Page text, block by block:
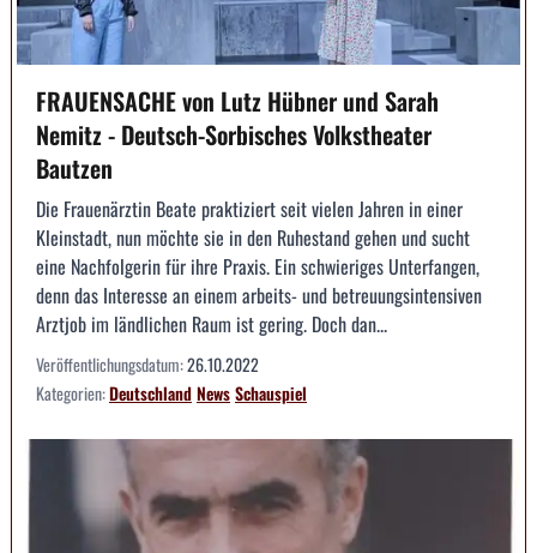
FRAUENSACHE von Lutz Hübner und Sarah
Nemitz - Deutsch-Sorbisches Volkstheater
Bautzen
Die Frauenärztin Beate praktiziert seit vielen Jahren in einer
Kleinstadt, nun möchte sie in den Ruhestand gehen und sucht
eine Nachfolgerin für ihre Praxis. Ein schwieriges Unterfangen,
denn das Interesse an einem arbeits- und betreuungsintensiven
Arztjob im ländlichen Raum ist gering. Doch dan...
Veröffentlichungsdatum:26.10.2022
Kategorien:DeutschlandNewsSchauspiel